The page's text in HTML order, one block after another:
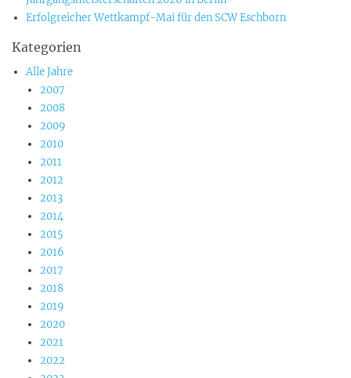
Erfolgreicher Wettkampf-Mai für den SCW Eschborn
Kategorien
Alle Jahre
2007
2008
2009
2010
2011
2012
2013
2014
2015
2016
2017
2018
2019
2020
2021
2022